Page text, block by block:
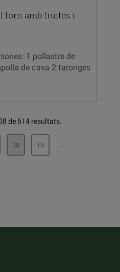
forn amb fruites i
1 pollastre de
de cava 2 taronges
de 614 resultats.
PÀGINA
18 PÀGINA
19 ...PÀGINES